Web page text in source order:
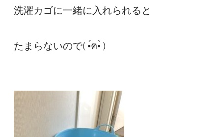
洗濯カゴに一緒に入れられると
たまらないので( •́ฅ•̀ )